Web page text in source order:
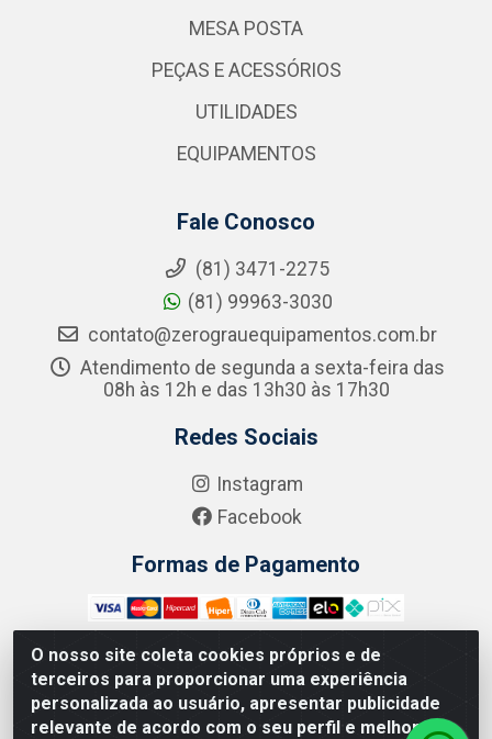
O nosso site coleta cookies próprios e de
terceiros para proporcionar uma experiência
personalizada ao usuário, apresentar publicidade
relevante de acordo com o seu perfil e melhorar a
MESA POSTA
PEÇAS E ACESSÓRIOS
UTILIDADES
EQUIPAMENTOS
Fale Conosco
(81) 3471-2275
(81) 99963-3030
contato@zerograuequipamentos.com.br
Atendimento de segunda a sexta-feira das
08h às 12h e das 13h30 às 17h30
Redes Sociais
Instagram
Facebook
Formas de Pagamento
Zero Grau - Rua Jean Emile Favre, 746 - Ipsep,
Recife/PE - CEP 51.190-450 - CNPJ 09.132.989/0001-61